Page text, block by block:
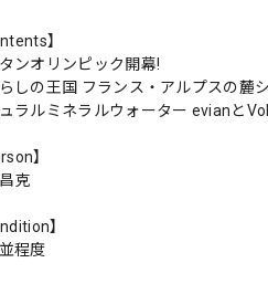
】
ンオリンピック開幕!
しの王国 フランス・アルプスの麓
ラルミネラルウォーター evianと
】
克
】
程度